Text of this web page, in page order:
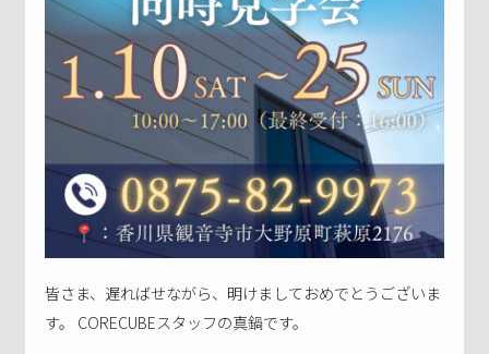
皆さま、遅ればせながら、明けましておめでとうございま
す。 CORECUBEスタッフの真鍋です。